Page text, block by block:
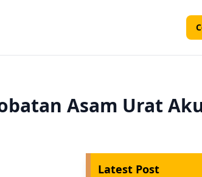
Asam Urat
Latest Post